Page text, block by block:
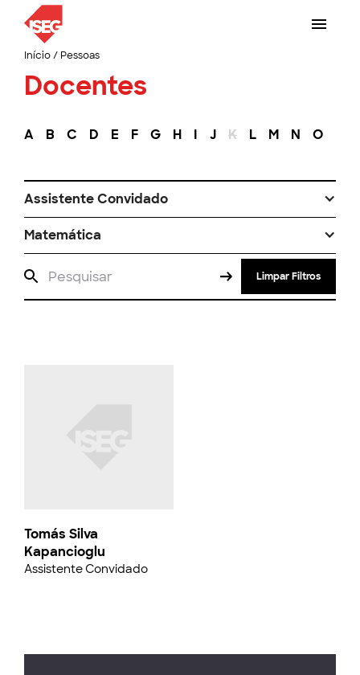
Início/ Pessoas
Docentes
A B C D E F G H I J K L M N O
Assistente Convidado
Matemática
Limpar Filtros
Tomás Silva
Kapancioglu
Assistente Convidado